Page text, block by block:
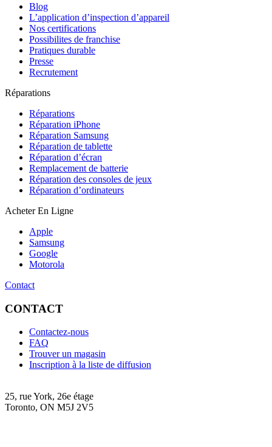
Blog
L’application d’inspection d’appareil
Nos certifications
Possibilites de franchise
Pratiques durable
Presse
Recrutement
Réparations
Réparations
Réparation iPhone
Réparation Samsung
Réparation de tablette
Réparation d’écran
Remplacement de batterie
Réparation des consoles de jeux
Réparation d’ordinateurs
Acheter En Ligne
Apple
Samsung
Google
Motorola
Contact
CONTACT
Contactez-nous
FAQ
Trouver un magasin
Inscription à la liste de diffusion
25, rue York, 26e étage
Toronto, ON M5J 2V5